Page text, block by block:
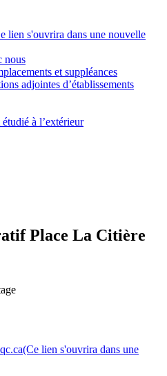
lien s'ouvrira dans une nouvelle
nous
et suppléances
adjointes d’établissements
étudié à l’extérieur
Place La Citière
(Ce lien s'ouvrira dans une